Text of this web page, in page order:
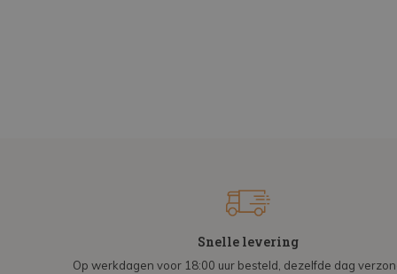
Snelle levering
Op werkdagen voor 18:00 uur besteld, dezelfde dag